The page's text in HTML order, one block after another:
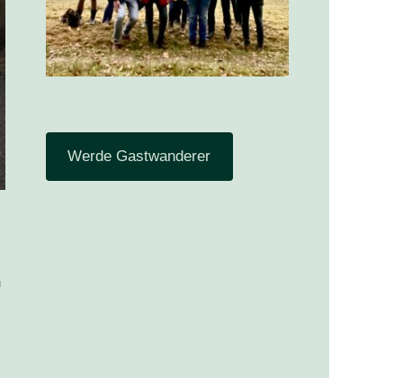
Werde Gastwanderer